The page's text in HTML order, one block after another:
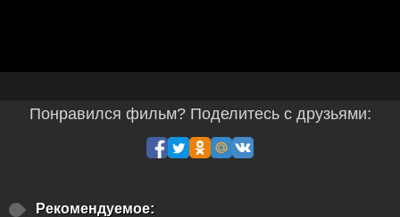
Понравился фильм? Поделитесь с друзьями:
Рекомендуемое: